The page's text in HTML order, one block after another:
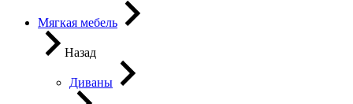
Мягкая мебель
Назад
Диваны